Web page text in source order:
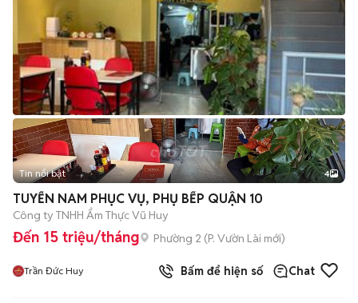
Tin nổi bật 4
TUYỂN NAM PHỤC VỤ, PHỤ BẾP QUẬN 10
Công ty TNHH Ẩm Thực Vũ Huy
Đến 15 triệu/tháng Phường 2 (P. Vườn Lài mới)
Trần Đức Huy Bấm để hiện số Chat